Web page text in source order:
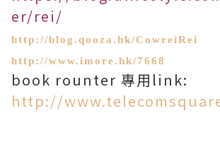
er/rei/
http://blog.qooza.hk/CowreiRei
http://www.imore.hk/7668
book rounter 專用 link:
http://